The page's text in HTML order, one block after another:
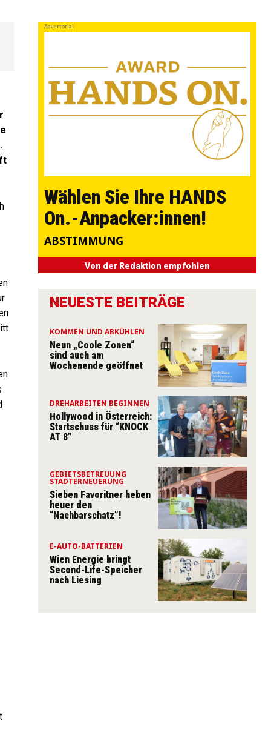
Advertorial
Wählen Sie Ihre HANDS
On.-Anpacker:innen!
ABSTIMMUNG
Von der Redaktion empfohlen
NEUESTE BEITRÄGE
KOMMEN UND ABKÜHLEN
Neun „Coole Zonen“
sind auch am
Wochenende geöffnet
DREHARBEITEN BEGINNEN
Hollywood in Österreich:
Startschuss für “KNOCK
AT 8”
GEBIETSBETREUUNG
STADTERNEUERUNG
Sieben Favoritner heben
heuer den
“Nachbarschatz”!
E-AUTO-BATTERIEN
Wien Energie bringt
Second-Life-Speicher
nach Liesing